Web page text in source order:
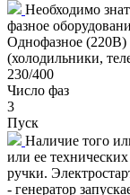
Необходимо
фазное
Однофазное (220В)
(холодильники,
230/400
Число фаз
3
Пуск
Наличие того
или ее
ручки.
- генератор